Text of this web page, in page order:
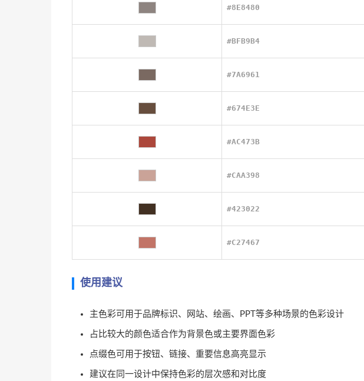
#8E8480
#BFB9B4
#7A6961
#674E3E
#AC473B
#CAA398
#423022
#C27467
使用建议
主色彩可用于品牌标识、网站、绘画、PPT等多种场景的色彩设计
占比较大的颜色适合作为背景色或主要界面色彩
点缀色可用于按钮、链接、重要信息高亮显示
建议在同一设计中保持色彩的层次感和对比度